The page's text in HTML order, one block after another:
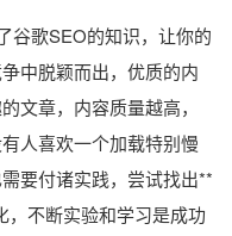
谷歌SEO的知识，让你的
中脱颖而出，优质的内
文章，内容质量越高，
人喜欢一个加载特别慢
要付诸实践，尝试找出**
，不断实验和学习是成功